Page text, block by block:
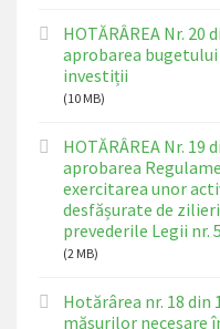
HOTĂRÂREA Nr. 20
aprobarea bugetului
investiții
(10 MB)
HOTĂRÂREA Nr. 19
aprobarea
exercitarea unor
desfășurate de
prevederile Legii nr.
(2 MB)
Hotărârea nr. 18 din
măsurilor necesare